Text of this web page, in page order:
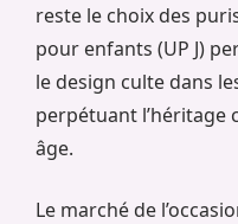
reste le choix des
pour enfants (UP J)
le design culte dans
perpétuant l’héritage
âge.
Le marché de